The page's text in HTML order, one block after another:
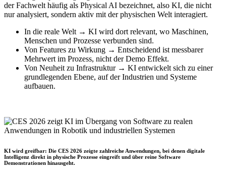
der Fachwelt häufig als Physical AI bezeichnet, also KI, die nicht
nur analysiert, sondern aktiv mit der physischen Welt interagiert.
In die reale Welt → KI wird dort relevant, wo Maschinen,
Menschen und Prozesse verbunden sind.
Von Features zu Wirkung → Entscheidend ist messbarer
Mehrwert im Prozess, nicht der Demo Effekt.
Von Neuheit zu Infrastruktur → KI entwickelt sich zu einer
grundlegenden Ebene, auf der Industrien und Systeme
aufbauen.
KI wird greifbar: Die CES 2026 zeigte zahlreiche Anwendungen, bei denen digitale
Intelligenz direkt in physische Prozesse eingreift und über reine Software
Demonstrationen hinausgeht.